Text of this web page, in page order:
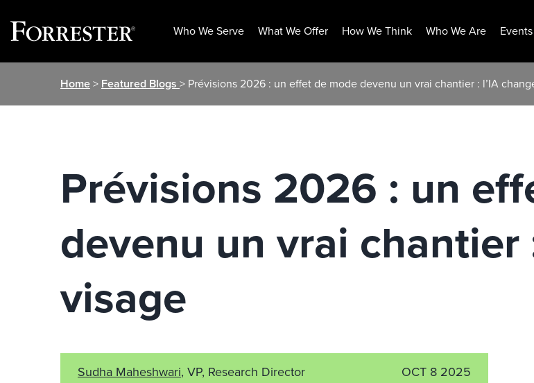
Who We Serve What We Offer How We Think Who We Are Events
Home> Featured Blogs > Prévisions 2026 : un effet de mode devenu un vrai chantier : l’IA
Prévisions 2026 : un
devenu un vrai chantier
visage
Sudha Maheshwari, VP, Research Director
OCT 8 2025